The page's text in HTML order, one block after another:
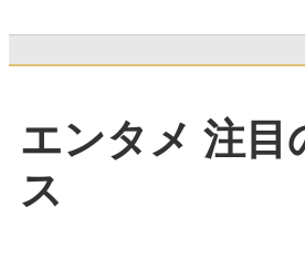
エンタメ 注目
ス